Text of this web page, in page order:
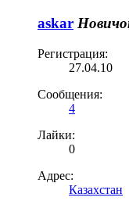
askar
Регистрация:
27.04.10
Сообщения:
4
Лайки:
0
Адрес:
Казахстан